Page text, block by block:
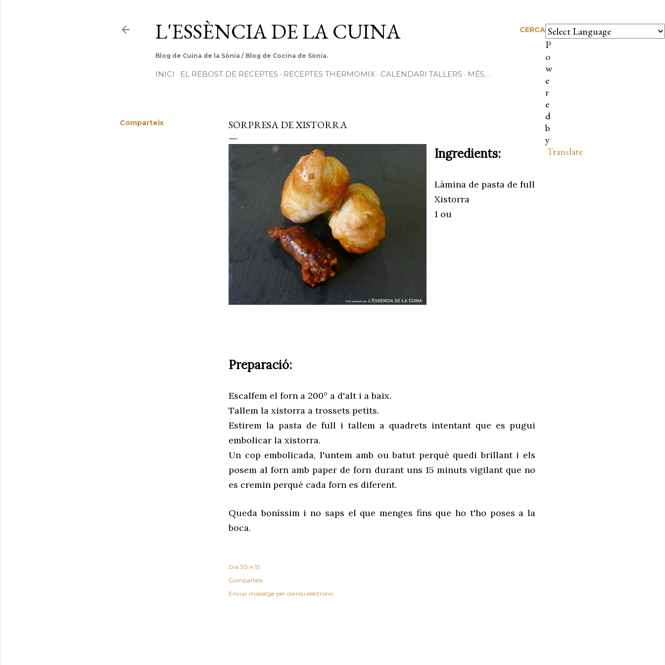
CERCA
P
o
w
e
r
e
d
b
y
Translate
L'ESSÈNCIA DE LA CUINA
Blog de Cuina de la Sònia / Blog de Cocina de Sònia.
INICI EL REBOST DE RECEPTES RECEPTES THERMOMIX CALENDARI TALLERS MÉS…
Comparteix SORPRESA DE XISTORRA
Ingredients:
Làmina de pasta de full
Xistorra
1 ou
Preparació:
Escalfem el forn a 200° a d'alt i a baix.
Tallem la xistorra a trossets petits.
Estirem la pasta de full i tallem a quadrets intentant que es pugui
embolicar la xistorra.
Un cop embolicada, l'untem amb ou batut perquè quedi brillant i els
posem al forn amb paper de forn durant uns 15 minuts vigilant que no
es cremin perquè cada forn es diferent.
Queda boníssim i no saps el que menges fins que ho t'ho poses a la
boca.
Dia 30.4.15
Comparteix
Enviar missatge per correu electrònic